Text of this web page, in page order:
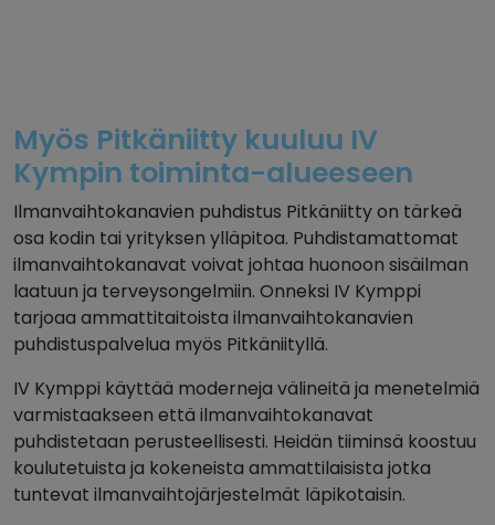
Myös Pitkäniitty kuuluu IV
Kympin toiminta-alueeseen
Ilmanvaihtokanavien puhdistus Pitkäniitty on tärkeä
osa kodin tai yrityksen ylläpitoa. Puhdistamattomat
ilmanvaihtokanavat voivat johtaa huonoon sisäilman
laatuun ja terveysongelmiin. Onneksi IV Kymppi
tarjoaa ammattitaitoista ilmanvaihtokanavien
puhdistuspalvelua myös Pitkäniityllä.
IV Kymppi käyttää moderneja välineitä ja menetelmiä
varmistaakseen että ilmanvaihtokanavat
puhdistetaan perusteellisesti. Heidän tiiminsä koostuu
koulutetuista ja kokeneista ammattilaisista jotka
tuntevat ilmanvaihtojärjestelmät läpikotaisin.